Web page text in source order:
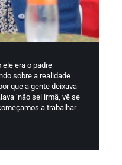
ele era o padre
sobre a realidade
que a gente deixava
‘não sei irmã, vê se
a trabalhar